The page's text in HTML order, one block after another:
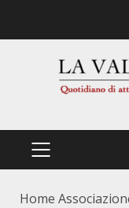
PRIMÄRES
Home